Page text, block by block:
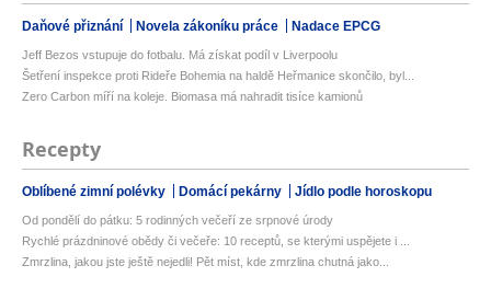
Daňové přiznání Novela zákoníku práce Nadace EPCG
Jeff Bezos vstupuje do fotbalu. Má získat podíl v Liverpoolu
Šetření inspekce proti Rideře Bohemia na haldě Heřmanice skončilo, byl...
Zero Carbon míří na koleje. Biomasa má nahradit tisíce kamionů
Recepty
Oblíbené zimní polévky Domácí pekárny Jídlo podle horoskopu
Od pondělí do pátku: 5 rodinných večeří ze srpnové úrody
Rychlé prázdninové obědy či večeře: 10 receptů, se kterými uspějete i ...
Zmrzlina, jakou jste ještě nejedli! Pět míst, kde zmrzlina chutná jako...